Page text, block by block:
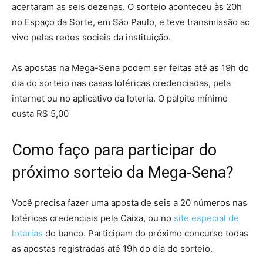
acertaram as seis dezenas. O sorteio aconteceu às 20h
no Espaço da Sorte, em São Paulo, e teve transmissão ao
vivo pelas redes sociais da instituição.
As apostas na Mega-Sena podem ser feitas até as 19h do
dia do sorteio nas casas lotéricas credenciadas, pela
internet ou no aplicativo da loteria. O palpite mínimo
custa R$ 5,00
Como faço para participar do
próximo sorteio da Mega-Sena?
Você precisa fazer uma aposta de seis a 20 números nas
lotéricas credenciais pela Caixa, ou no site especial de
loterias do banco. Participam do próximo concurso todas
as apostas registradas até 19h do dia do sorteio.